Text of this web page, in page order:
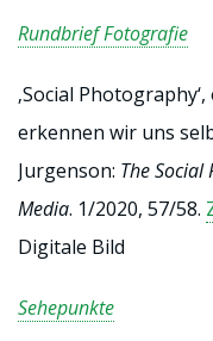
Rundbrief Fotografie
‚Social
erkennen wir uns
Jurgenson: The
Media. 1/2020, 57/58.
Digitale Bild
Sehepunkte